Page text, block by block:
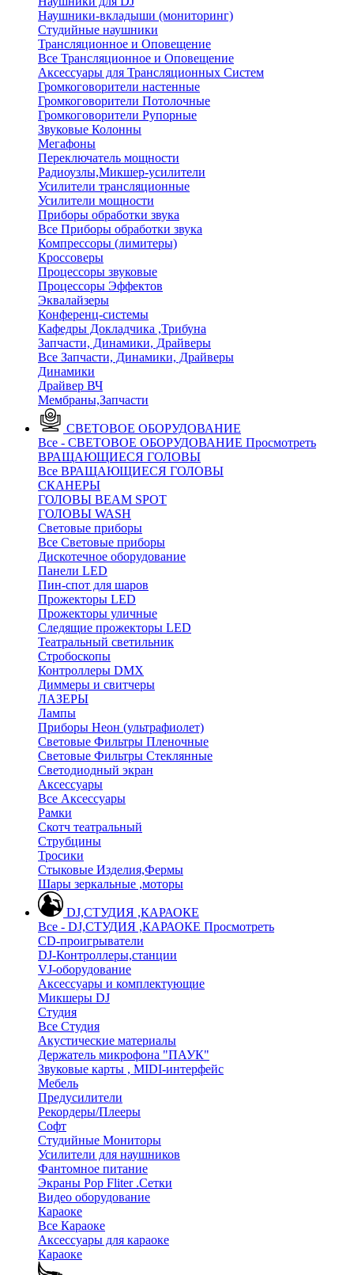
Наушники-вкладыши (мониторинг)
Студийные наушники
Трансляционное и Оповещение
Все Трансляционное и Оповещение
Аксессуары для Трансляционных Систем
Громкоговорители настенные
Громкоговорители Потолочные
Громкоговорители Рупорные
Звуковые Колонны
Мегафоны
Переключатель мощности
Радиоузлы,Микшер-усилители
Усилители трансляционные
Усилители мощности
Приборы обработки звука
Все Приборы обработки звука
Компрессоры (лимитеры)
Кроссоверы
Процессоры звуковые
Процессоры Эффектов
Эквалайзеры
Конференц-системы
Кафедры Докладчика ,Трибуна
Запчасти, Динамики, Драйверы
Все Запчасти, Динамики, Драйверы
Динамики
Драйвер ВЧ
Мембраны,Запчасти
СВЕТОВОЕ ОБОРУДОВАНИЕ
Все - СВЕТОВОЕ ОБОРУДОВАНИЕ Просмотреть
ВРАЩАЮЩИЕСЯ ГОЛОВЫ
Все ВРАЩАЮЩИЕСЯ ГОЛОВЫ
CКАНЕРЫ
ГОЛОВЫ BEAM SPOT
ГОЛОВЫ WASH
Световые приборы
Все Световые приборы
Дискотечное оборудование
Панели LED
Пин-спот для шаров
Прожекторы LED
Прожекторы уличные
Следящие прожекторы LED
Театральный светильник
Стробоскопы
Контроллеры DMX
Диммеры и свитчеры
ЛАЗЕРЫ
Лампы
Приборы Неон (ультрафиолет)
Световые Фильтры Пленочные
Световые Фильтры Стеклянные
Светодиодный экран
Аксессуары
Все Аксессуары
Рамки
Скотч театральный
Струбцины
Тросики
Стыковые Изделия,Фермы
Шары зеркальные ,моторы
DJ,СТУДИЯ ,КАРАОКЕ
Все - DJ,СТУДИЯ ,КАРАОКЕ Просмотреть
CD-проигрыватели
DJ-Контроллеры,станции
VJ-оборудование
Аксессуары и комплектующие
Микшеры DJ
Студия
Все Студия
Акустические материалы
Держатель микрофона "ПАУК"
Звуковые карты , MIDI-интерфейс
Мебель
Предусилители
Рекордеры/Плееры
Софт
Студийные Мониторы
Усилители для наушников
Фантомное питание
Экраны Pop Fliter .Сетки
Видео оборудование
Караоке
Все Караоке
Аксессуары для караоке
Караоке